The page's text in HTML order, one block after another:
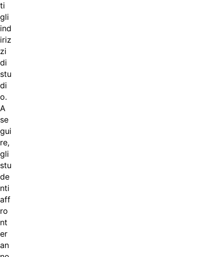
ti
gli
ind
iriz
zi
di
stu
di
o.
A
se
gui
re,
gli
stu
de
nti
aff
ro
nt
er
an